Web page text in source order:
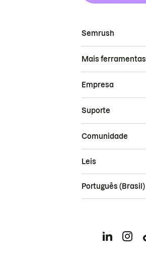
Semrush
Mais ferramentas
Empresa
Suporte
Comunidade
Leis
Português (Brasil)